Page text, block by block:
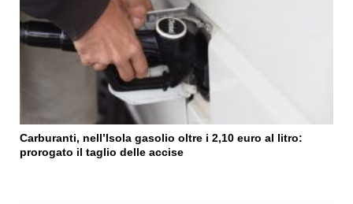
Carburanti, nell’Isola gasolio oltre i 2,10 euro al litro:
prorogato il taglio delle accise